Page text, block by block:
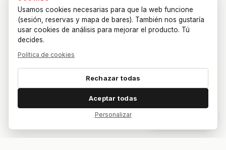
Usamos cookies necesarias para que la web funcione
(sesión, reservas y mapa de bares). También nos gustaría
usar cookies de análisis para mejorar el producto. Tú
decides.
Política de cookies
Rechazar todas
Aceptar todas
Personalizar